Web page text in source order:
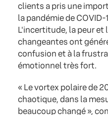
clients a pris une
la pandémie de
L'incertitude, la peur et
changeantes ont
confusion et à la
émotionnel très fort.
« Le vortex polaire de
chaotique, dans la
beaucoup changé »,